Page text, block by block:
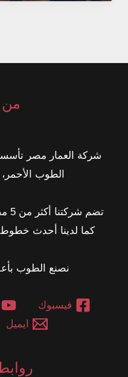
لمصانع
تصل
عنك؟
الطوب
كما لدينا أحدث
نصنع الطوب
فيسبوك
ايميل